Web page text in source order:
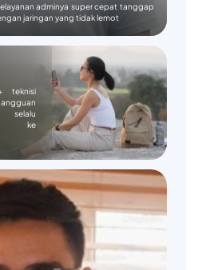
adminya super cepat tanggap
jaringan yang tidak lemot
teknisi
selalu
ke